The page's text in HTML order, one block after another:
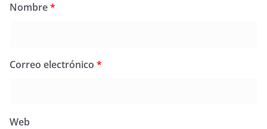
Nombre*
Correo electrónico *
Web